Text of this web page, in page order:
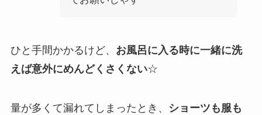
ひと手間かかるけど、 お風呂に入る時に一緒に洗
えば意外にめんどくさくない☆
量が多くて漏れてしまったとき、 ショーツも服も